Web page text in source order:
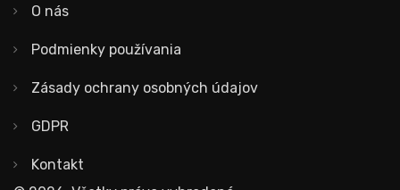
O nás
Podmienky používania
Zásady ochrany osobných údajov
GDPR
Kontakt